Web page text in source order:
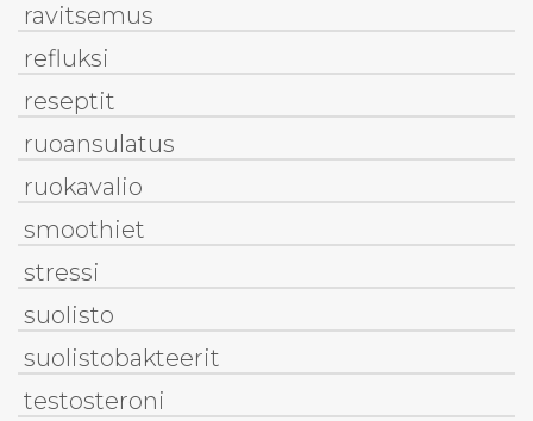
ravitsemus
refluksi
reseptit
ruoansulatus
ruokavalio
smoothiet
stressi
suolisto
suolistobakteerit
testosteroni